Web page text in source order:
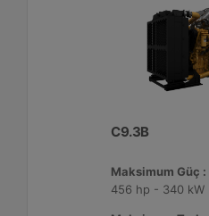
C9.3B
Maksimum Güç :
456 hp - 340 kW